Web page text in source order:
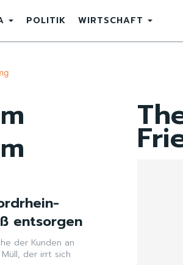
POLITIK WIRTSCHAFT
entsorgen
der Kunden an